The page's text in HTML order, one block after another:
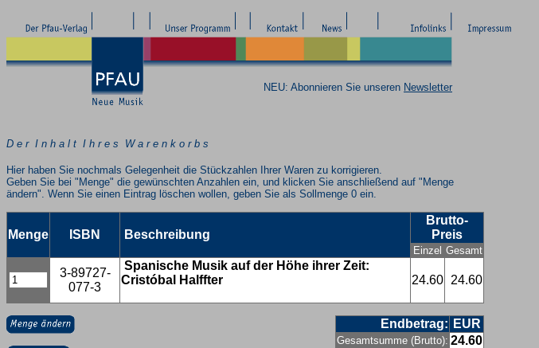
NEU: Abonnieren Sie unseren Newsletter
D e r I n h a l t I h r e s W a r e n k o r b s
Hier haben Sie nochmals Gelegenheit die Stückzahlen Ihrer Waren zu korrigieren.
Geben Sie bei "Menge" die gewünschten Anzahlen ein, und klicken Sie anschließend auf "Menge
ändern". Wenn Sie einen Eintrag löschen wollen, geben Sie als Sollmenge 0 ein.
Menge ISBN Beschreibung
Brutto-
Preis
Einzel Gesamt
3-89727-
077-3
Spanische Musik auf der Höhe ihrer Zeit:
Cristóbal Halffter
24.60 24.60
Endbetrag: EUR
Gesamtsumme (Brutto): 24.60